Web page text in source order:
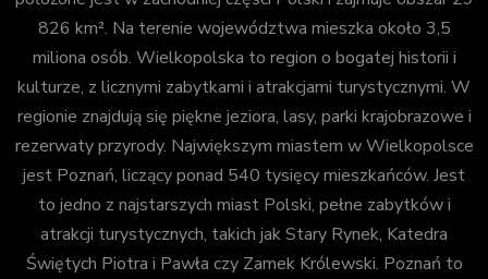
826 km². Na terenie województwa mieszka około 3,5
miliona osób. Wielkopolska to region o bogatej historii i
kulturze, z licznymi zabytkami i atrakcjami turystycznymi. W
regionie znajdują się piękne jeziora, lasy, parki krajobrazowe i
rezerwaty przyrody. Największym miastem w Wielkopolsce
jest Poznań, liczący ponad 540 tysięcy mieszkańców. Jest
to jedno z najstarszych miast Polski, pełne zabytków i
atrakcji turystycznych, takich jak Stary Rynek, Katedra
Świętych Piotra i Pawła czy Zamek Królewski. Poznań to